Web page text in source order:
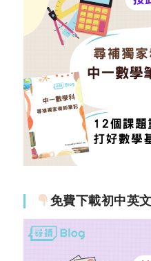
免費下載初中英